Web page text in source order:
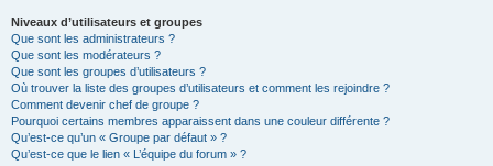
Niveaux d’utilisateurs et groupes
Que sont les administrateurs ?
Que sont les modérateurs ?
Que sont les groupes d’utilisateurs ?
Où trouver la liste des groupes d’utilisateurs et comment les rejoindre ?
Comment devenir chef de groupe ?
Pourquoi certains membres apparaissent dans une couleur différente ?
Qu’est-ce qu’un « Groupe par défaut » ?
Qu’est-ce que le lien « L’équipe du forum » ?